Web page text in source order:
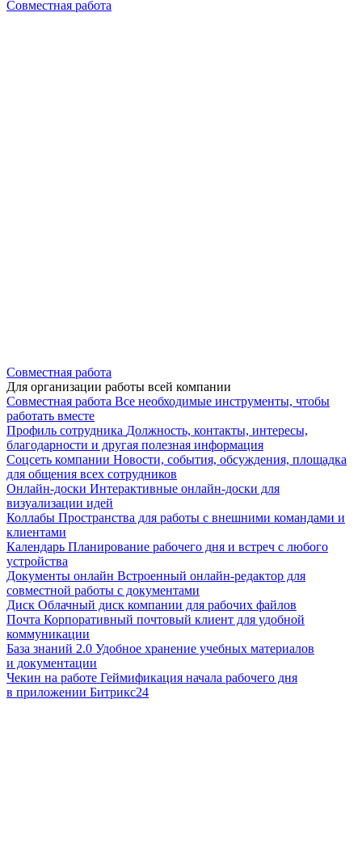
Совместная работа
Совместная работа
Для организации работы всей компании
Совместная работа Все необходимые инструменты, чтобы
работать вместе
Профиль сотрудника Должность, контакты, интересы,
благодарности и другая полезная информация
Соцсеть компании Новости, события, обсуждения, площадка
для общения всех сотрудников
Онлайн-доски Интерактивные онлайн-доски для
визуализации идей
Коллабы Пространства для работы с внешними командами и
клиентами
Календарь Планирование рабочего дня и встреч с любого
устройства
Документы онлайн Встроенный онлайн-редактор для
совместной работы с документами
Диск Облачный диск компании для рабочих файлов
Почта Корпоративный почтовый клиент для удобной
коммуникации
База знаний 2.0 Удобное хранение учебных материалов
и документации
Чекин на работе Геймификация начала рабочего дня
в приложении Битрикс24